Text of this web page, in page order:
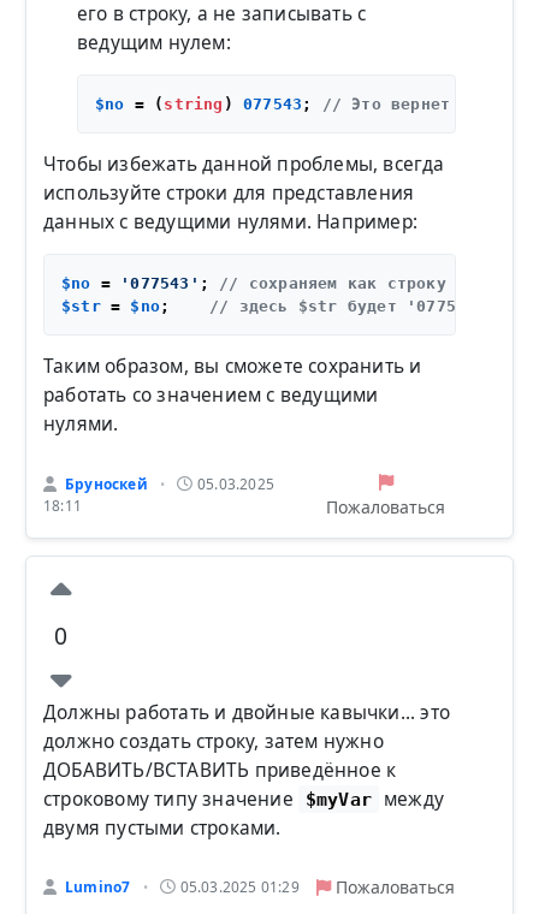
его в строку, а не записывать с
ведущим нулем:
$no = ( string ) 077543 ; // Это вернет '32611',
Чтобы избежать данной проблемы, всегда
используйте строки для представления
данных с ведущими нулями. Например:
$no = '077543' ;
// сохраняем как строку
$str = $no; // здесь $str будет '077543'
Таким образом, вы сможете сохранить и
работать со значением с ведущими
нулями.
Бруноскей •
05.03.2025
18:11
Пожаловаться
0
Должны работать и двойные кавычки... это
должно создать строку, затем нужно
ДОБАВИТЬ/ВСТАВИТЬ приведённое к
строковому типу значение
$myVar
между
двумя пустыми строками.
Lumino7 • 05.03.2025 01:29 Пожаловаться